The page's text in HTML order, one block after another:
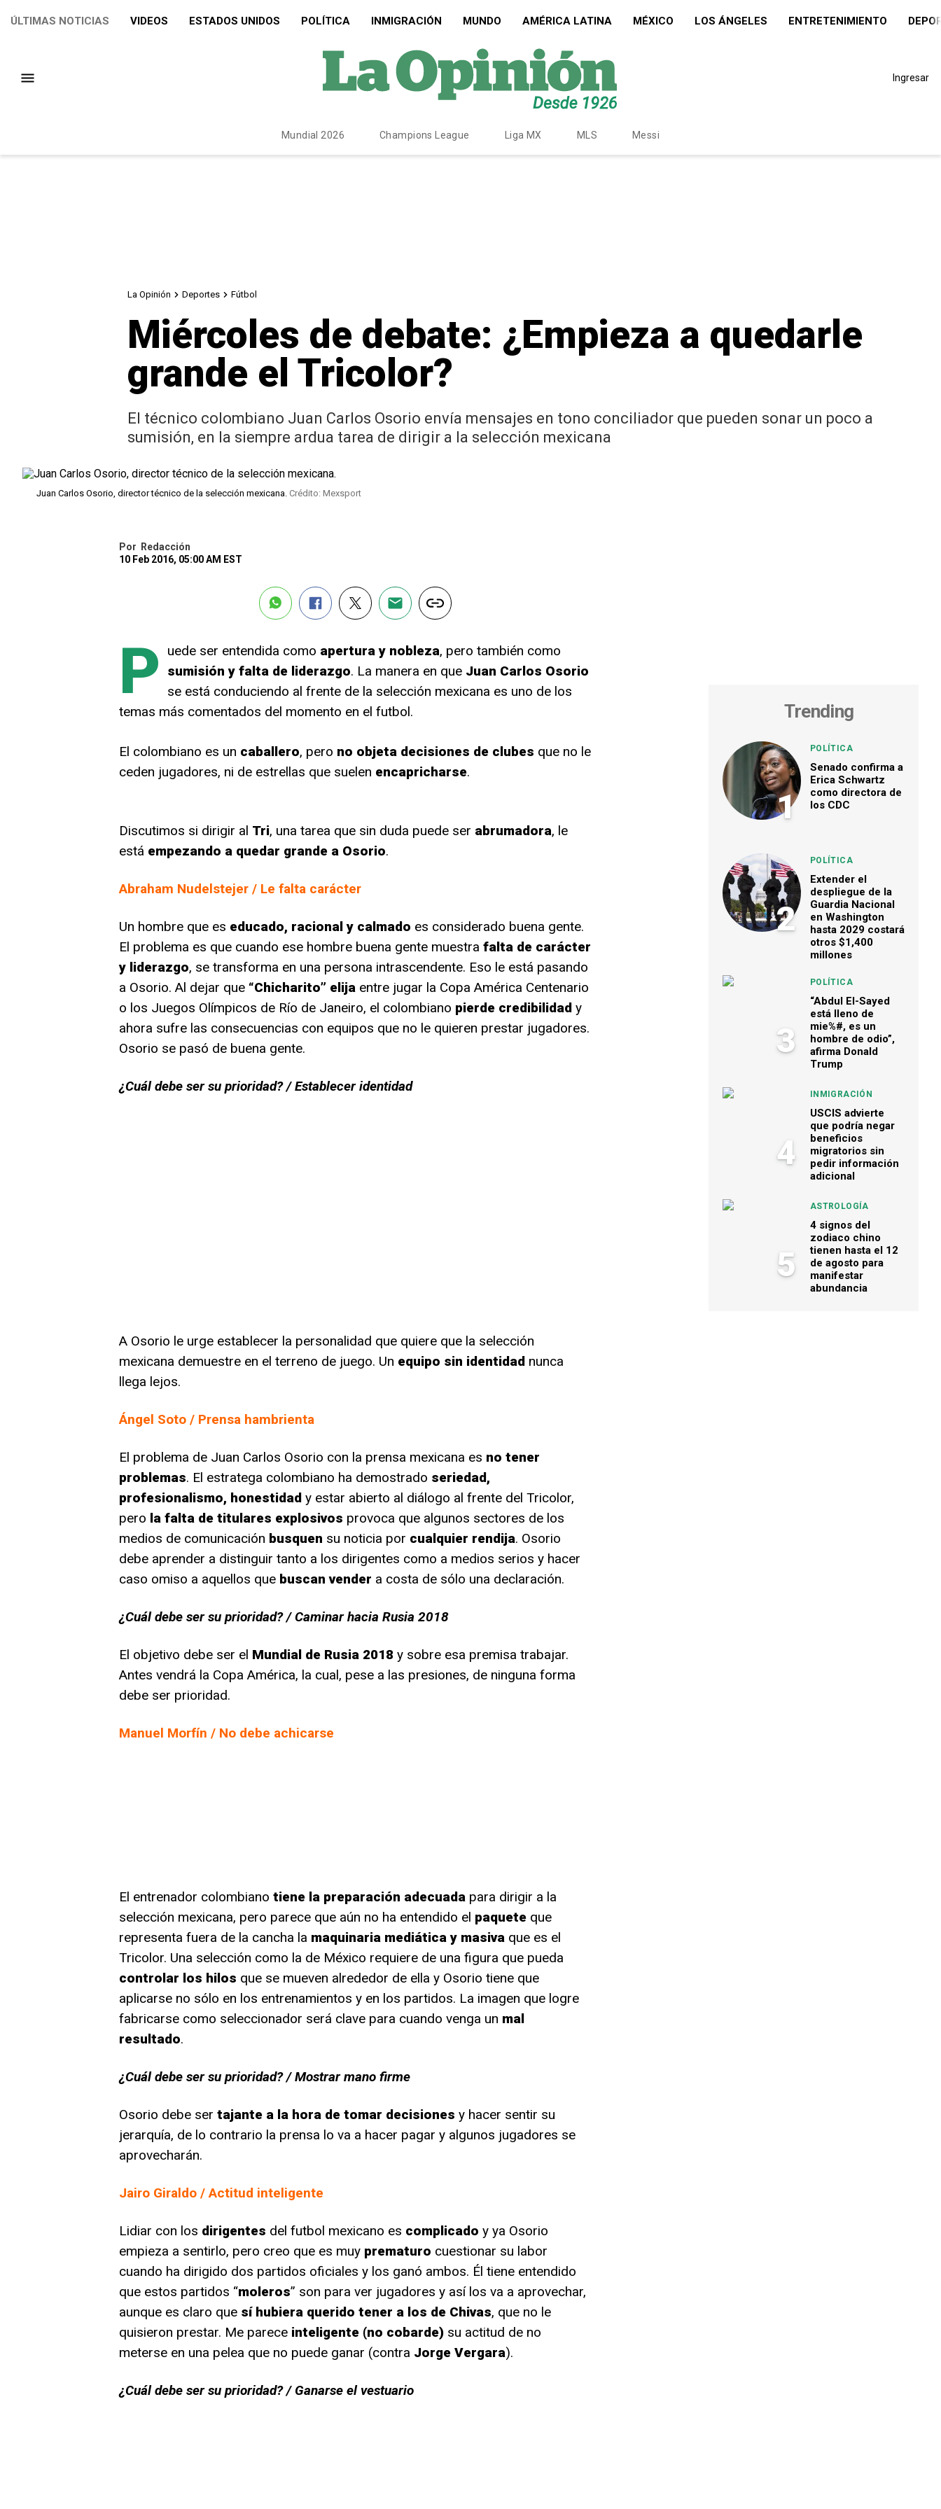
ÚLTIMAS NOTICIAS VIDEOS ESTADOS UNIDOS POLÍTICA INMIGRACIÓN MUNDO AMÉRICA LATINA MÉXICO LOS ÁNGELES ENTRETENIMIENTO
Ingresar
Mundial 2026 Champions League Liga MX MLS Messi
La Opinión Deportes Fútbol
Miércoles de debate: ¿Empieza a quedarle
grande el Tricolor?
El técnico colombiano Juan Carlos Osorio envía mensajes en tono conciliador que pueden sonar un poco a
sumisión, en la siempre ardua tarea de dirigir a la selección mexicana
Juan Carlos Osorio, director técnico de la selección mexicana. Crédito: Mexsport
Por
Redacción
10 Feb 2016, 05:00 AM EST
P uede ser entendida como apertura y nobleza, pero también como
sumisión y falta de liderazgo. La manera en que Juan Carlos Osorio
se está conduciendo al frente de la selección mexicana es uno de los
temas más comentados del momento en el futbol.
El colombiano es un caballero, pero no objeta decisiones de clubes que no le
ceden jugadores, ni de estrellas que suelen encapricharse.
Discutimos si dirigir al Tri, una tarea que sin duda puede ser abrumadora, le
está empezando a quedar grande a Osorio.
Abraham Nudelstejer / Le falta carácter
Un hombre que es educado, racional y calmado es considerado buena gente.
El problema es que cuando ese hombre buena gente muestra falta de carácter
y liderazgo, se transforma en una persona intrascendente. Eso le está pasando
a Osorio. Al dejar que“Chicharito” elijaentre jugar la Copa América Centenario
o los Juegos Olímpicos de Río de Janeiro, el colombiano pierde credibilidady
ahora sufre las consecuencias con equipos que no le quieren prestar jugadores.
Osorio se pasó de buena gente.
¿Cuál debe ser su prioridad? / Establecer identidad
A Osorio le urge establecer la personalidad que quiere que la selección
mexicana demuestre en el terreno de juego. Un equipo sin identidadnunca
llega lejos.
Ángel Soto / Prensa hambrienta
El problema de Juan Carlos Osorio con la prensa mexicana es no tener
problemas. El estratega colombiano ha demostrado seriedad,
profesionalismo, honestidady estar abierto al diálogo al frente del Tricolor,
pero la falta de titulares explosivos provoca que algunos sectores de los
medios de comunicación busquen su noticia por cualquier rendija. Osorio
debe aprender a distinguir tanto a los dirigentes como a medios serios y hacer
caso omiso a aquellos que buscan vender a costa de sólo una declaración.
¿Cuál debe ser su prioridad? / Caminar hacia Rusia 2018
El objetivo debe ser el Mundial de Rusia 2018 y sobre esa premisa trabajar.
Antes vendrá la Copa América, la cual, pese a las presiones, de ninguna forma
debe ser prioridad.
Manuel Morfín / No debe achicarse
El entrenador colombiano tiene la preparación adecuadapara dirigir a la
selección mexicana, pero parece que aún no ha entendido el paqueteque
representa fuera de la cancha la maquinaria mediática y masivaque es el
Tricolor. Una selección como la de México requiere de una figura que pueda
controlar los hilos que se mueven alrededor de ella y Osorio tiene que
aplicarse no sólo en los entrenamientos y en los partidos. La imagen que logre
fabricarse como seleccionador será clave para cuando venga un mal
resultado.
¿Cuál debe ser su prioridad? / Mostrar mano firme
Osorio debe ser tajante a la hora de tomar decisiones y hacer sentir su
jerarquía, de lo contrario la prensa lo va a hacer pagar y algunos jugadores se
aprovecharán.
Jairo Giraldo / Actitud inteligente
Lidiar con los dirigentes del futbol mexicano es complicado y ya Osorio
empieza a sentirlo, pero creo que es muy prematuro cuestionar su labor
cuando ha dirigido dos partidos oficiales y los ganó ambos. Él tiene entendido
que estos partidos “moleros” son para ver jugadores y así los va a aprovechar,
aunque es claro que sí hubiera querido tener a los de Chivas, que no le
quisieron prestar. Me parece inteligente (no cobarde)su actitud de no
meterse en una pelea que no puede ganar (contra Jorge Vergara).
¿Cuál debe ser su prioridad? / Ganarse el vestuario
Trending
1
POLÍTICA
Senado confirma a
Erica Schwartz
como directora de
los CDC
2
POLÍTICA
Extender el
despliegue de la
Guardia Nacional
en Washington
hasta 2029 costará
otros $1,400
millones
3
POLÍTICA
“Abdul El-Sayed
está lleno de
mie%#, es un
hombre de odio”,
afirma Donald
Trump
4
INMIGRACIÓN
USCIS advierte
que podría negar
beneficios
migratorios sin
pedir información
adicional
5
ASTROLOGÍA
4 signos del
zodiaco chino
tienen hasta el 12
de agosto para
manifestar
abundancia